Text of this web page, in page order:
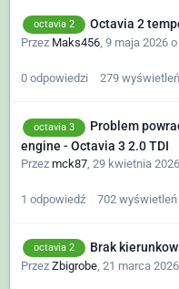
octavia 2 Octavia 2
Przez Maks456, 9 maja 2026
0 odpowiedzi 279 wyświetleń
octavia 3
Problem
engine - Octavia 3 2.0 TDI
Przez mck87 29 kwietnia
1 odpowiedź 702 wyświetleń
octavia 2 Brak
Przez Zbigrobe, 21 marca